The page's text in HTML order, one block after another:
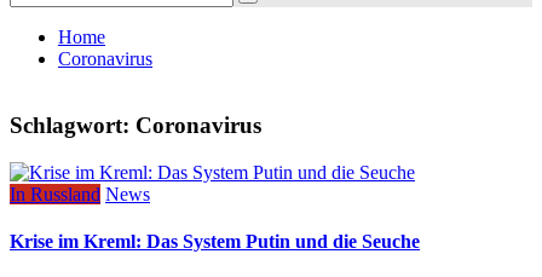
for:
Home
Coronavirus
Schlagwort: Coronavirus
In Russland News
Krise im Kreml: Das System Putin und die Seuche